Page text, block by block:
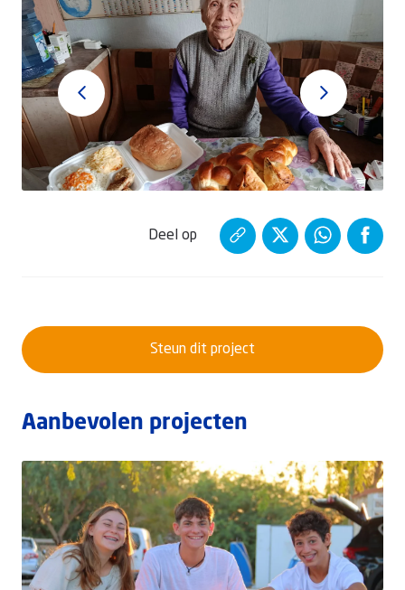
Steun dit project
Deel op
Aanbevolen projecten